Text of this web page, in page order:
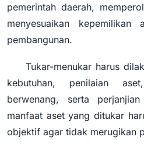
pemerintah daerah,
menyesuaikan kepemilikan
pembangunan.
Tukar-menukar harus
kebutuhan, penilaian
berwenang, serta
manfaat aset yang ditukar
objektif agar tidak merugikan